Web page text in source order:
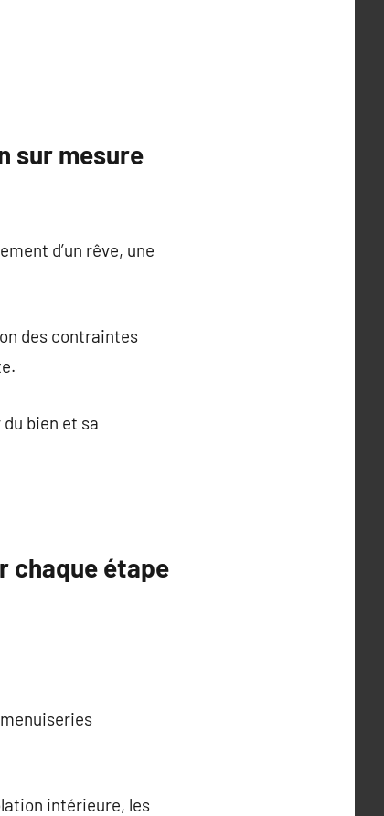
sur mesure
d’un rêve, une
des contraintes
bien et sa
chaque étape
intérieure, les